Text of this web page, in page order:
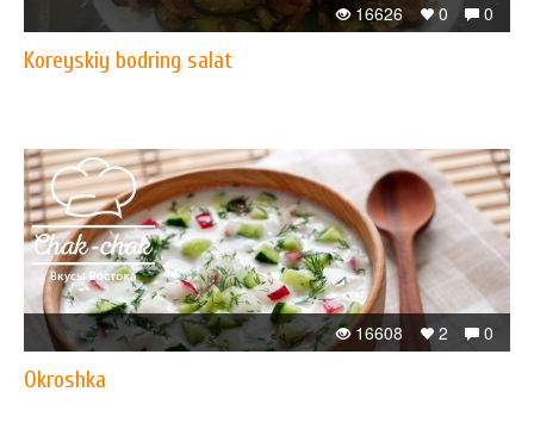
0
0
16626
Koreyskiy bodring salat
0
2
16608
Okroshka